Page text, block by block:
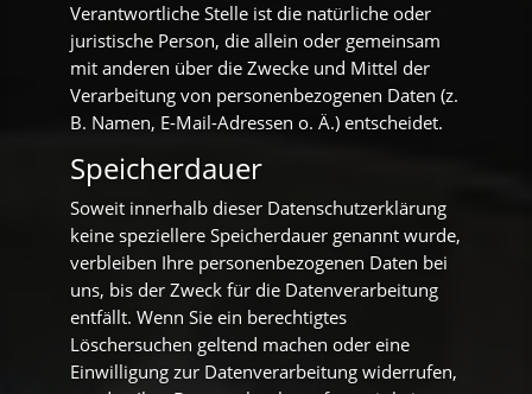
Verantwortliche Stelle ist die natürliche oder
juristische Person, die allein oder gemeinsam
mit anderen über die Zwecke und Mittel der
Verarbeitung von personenbezogenen Daten (z.
B. Namen, E-Mail-Adressen o. Ä.) entscheidet.
Speicherdauer
Soweit innerhalb dieser Datenschutzerklärung
keine speziellere Speicherdauer genannt wurde,
verbleiben Ihre personenbezogenen Daten bei
uns, bis der Zweck für die Datenverarbeitung
entfällt. Wenn Sie ein berechtigtes
Löschersuchen geltend machen oder eine
Einwilligung zur Datenverarbeitung widerrufen,